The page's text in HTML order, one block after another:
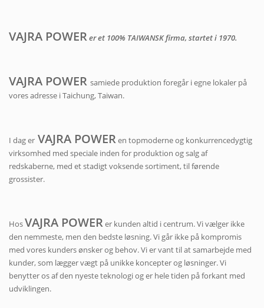
VAJRA POWERer et 100% TAIWANSK firma, startet i 1970.
VAJRA POWER samiede produktion foregår i egne lokaler på
vores adresse i Taichung, Taiwan.
I dag er VAJRA POWERen topmoderne og konkurrencedygtig
virksomhed med speciale inden for produktion og salg af
redskaberne, med et stadigt voksende sortiment, til førende
grossister.
HosVAJRA POWERer kunden altid i centrum. Vi vælger ikke
den nemmeste, men den bedste løsning. Vi går ikke på kompromis
med vores kunders ønsker og behov. Vi er vant til at samarbejde med
kunder, som lægger vægt på unikke koncepter og løsninger. Vi
benytter os af den nyeste teknologi og er hele tiden på forkant med
udviklingen.